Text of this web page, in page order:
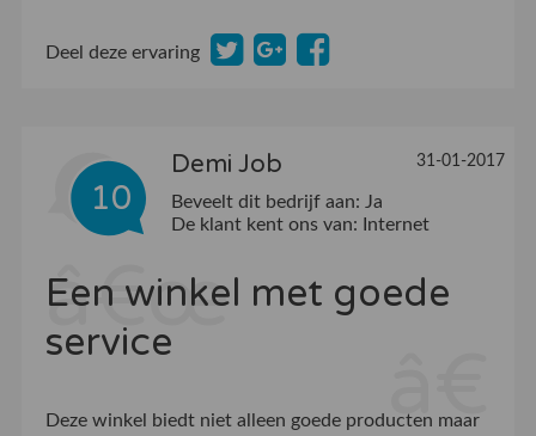
Deel deze ervaring
10
Demi Job 31-01-2017
Beveelt dit bedrijf aan: Ja
De klant kent ons van:
Internet
Een winkel met goede
service
Deze winkel biedt niet alleen goede producten maar